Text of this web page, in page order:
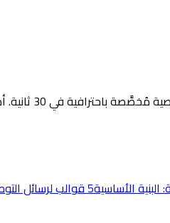
يُنشئ
الأساسية5 قوالب لرسائل التوصية